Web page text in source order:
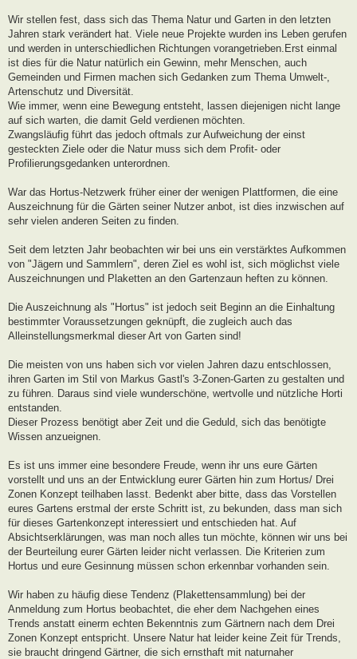
Wir stellen fest, dass sich das Thema Natur und Garten in den letzten
Jahren stark verändert hat. Viele neue Projekte wurden ins Leben gerufen
und werden in unterschiedlichen Richtungen vorangetrieben.Erst einmal
ist dies für die Natur natürlich ein Gewinn, mehr Menschen, auch
Gemeinden und Firmen machen sich Gedanken zum Thema Umwelt-,
Artenschutz und Diversität.
Wie immer, wenn eine Bewegung entsteht, lassen diejenigen nicht lange
auf sich warten, die damit Geld verdienen möchten.
Zwangsläufig führt das jedoch oftmals zur Aufweichung der einst
gesteckten Ziele oder die Natur muss sich dem Profit- oder
Profilierungsgedanken unterordnen.
War das Hortus-Netzwerk früher einer der wenigen Plattformen, die eine
Auszeichnung für die Gärten seiner Nutzer anbot, ist dies inzwischen auf
sehr vielen anderen Seiten zu finden.
Seit dem letzten Jahr beobachten wir bei uns ein verstärktes Aufkommen
von "Jägern und Sammlern", deren Ziel es wohl ist, sich möglichst viele
Auszeichnungen und Plaketten an den Gartenzaun heften zu können.
Die Auszeichnung als "Hortus" ist jedoch seit Beginn an die Einhaltung
bestimmter Voraussetzungen geknüpft, die zugleich auch das
Alleinstellungsmerkmal dieser Art von Garten sind!
Die meisten von uns haben sich vor vielen Jahren dazu entschlossen,
ihren Garten im Stil von Markus Gastl's 3-Zonen-Garten zu gestalten und
zu führen. Daraus sind viele wunderschöne, wertvolle und nützliche Horti
entstanden.
Dieser Prozess benötigt aber Zeit und die Geduld, sich das benötigte
Wissen anzueignen.
Es ist uns immer eine besondere Freude, wenn ihr uns eure Gärten
vorstellt und uns an der Entwicklung eurer Gärten hin zum Hortus/ Drei
Zonen Konzept teilhaben lasst. Bedenkt aber bitte, dass das Vorstellen
eures Gartens erstmal der erste Schritt ist, zu bekunden, dass man sich
für dieses Gartenkonzept interessiert und entschieden hat. Auf
Absichtserklärungen, was man noch alles tun möchte, können wir uns bei
der Beurteilung eurer Gärten leider nicht verlassen. Die Kriterien zum
Hortus und eure Gesinnung müssen schon erkennbar vorhanden sein.
Wir haben zu häufig diese Tendenz (Plakettensammlung) bei der
Anmeldung zum Hortus beobachtet, die eher dem Nachgehen eines
Trends anstatt einerm echten Bekenntnis zum Gärtnern nach dem Drei
Zonen Konzept entspricht. Unsere Natur hat leider keine Zeit für Trends,
sie braucht dringend Gärtner, die sich ernsthaft mit naturnaher